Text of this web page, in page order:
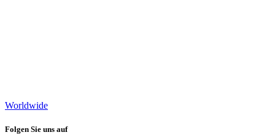
Worldwide
Folgen Sie uns auf